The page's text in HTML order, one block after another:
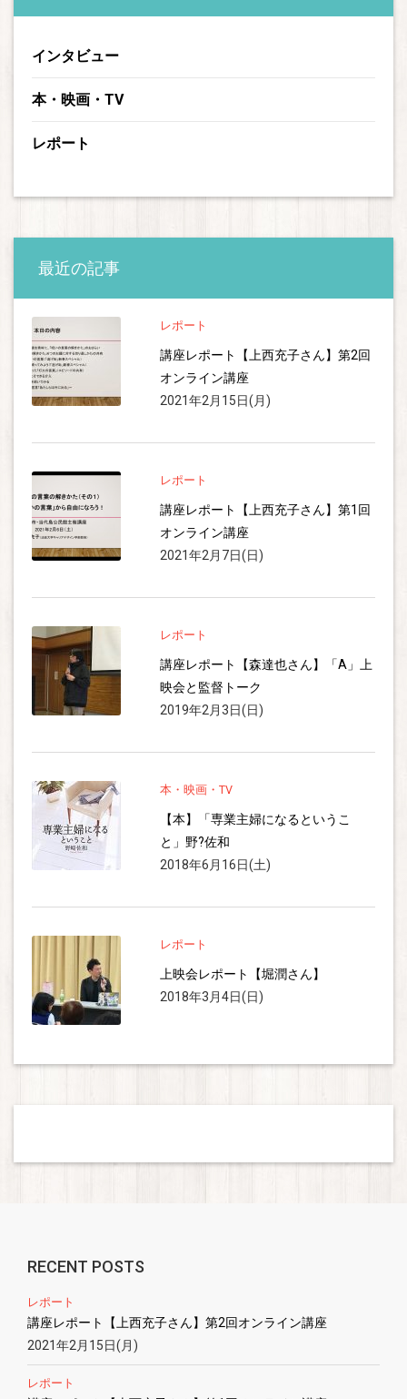
インタビュー
本・映画・TV
レポート
最近の記事
レポート
講座レポート【上西充子さん】第2回
オンライン講座
2021年2月15日(月)
レポート
講座レポート【上西充子さん】第1回
オンライン講座
2021年2月7日(日)
レポート
講座レポート【森達也さん】「A」上
映会と監督トーク
2019年2月3日(日)
本・映画・TV
【本】「専業主婦になるというこ
と」野?佐和
2018年6月16日(土)
レポート
上映会レポート【堀潤さん】
2018年3月4日(日)
RECENT POSTS
レポート
講座レポート【上西充子さん】第2回オンライン講座
2021年2月15日(月)
レポート